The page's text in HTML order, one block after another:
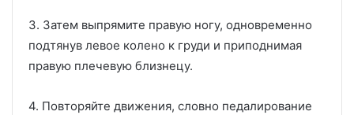
3. Затем выпрямите правую ногу, одновременно
подтянув левое колено к груди и приподнимая
правую плечевую близнецу.
4. Повторяйте движения, словно педалирование